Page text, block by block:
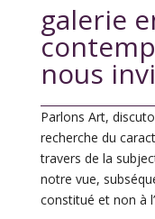
galerie
nous
Parlons Art,
recherche du
travers de la
notre vue,
constitué et non à